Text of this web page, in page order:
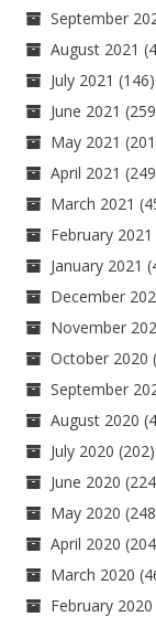
September
August 2021
July 2021 (146)
June 2021
May 2021
April 2021
March 2021
February 2021
January 2021
December
November
October 2020
September
August 2020
July 2020 (202)
June 2020
May 2020
April 2020
March 2020
February 2020